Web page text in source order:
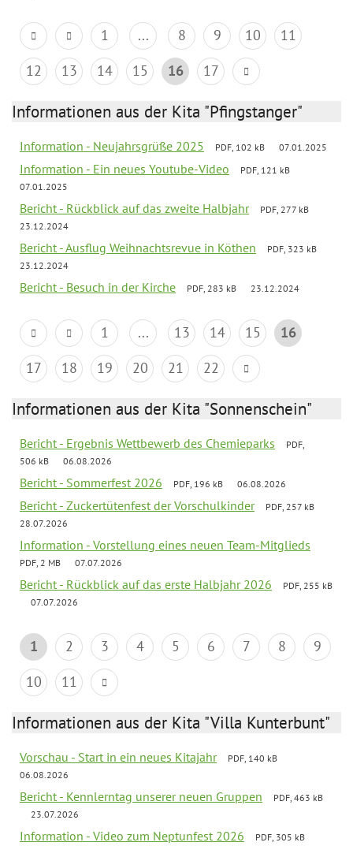
1 ... 8 9 10
11
12
13 14 15 16 17
Informationen aus der Kita "Pfingstanger"
Information - Neujahrsgrüße 2025 PDF, 102 kB 07.01.2025
Information - Ein neues Youtube-Video
PDF, 121 kB
07.01.2025
Bericht - Rückblick auf das zweite Halbjahr
PDF, 277 kB
23.12.2024
Bericht - Ausflug Weihnachtsrevue in Köthen
PDF, 323 kB
23.12.2024
Bericht - Besuch in der Kirche PDF, 283 kB 23.12.2024
1 ... 13 14 15
16
17
18 19 20 21 22
Informationen aus der Kita "Sonnenschein"
Bericht - Ergebnis Wettbewerb des Chemieparks
PDF,
506 kB
06.08.2026
Bericht - Sommerfest 2026 PDF, 196 kB 06.08.2026
Bericht - Zuckertütenfest der Vorschulkinder
PDF, 257 kB
28.07.2026
Information - Vorstellung eines neuen Team-Mitglieds
PDF, 2 MB 07.07.2026
Bericht - Rückblick auf das erste Halbjahr 2026
PDF, 255 kB
07.07.2026
1 2 3 4 5 6 7 8
9
10
11
Informationen aus der Kita "Villa Kunterbunt"
Vorschau - Start in ein neues Kitajahr
PDF, 140 kB
06.08.2026
Bericht - Kennlerntag unserer neuen Gruppen
PDF, 463 kB
23.07.2026
Information - Video zum Neptunfest 2026 PDF, 305 kB